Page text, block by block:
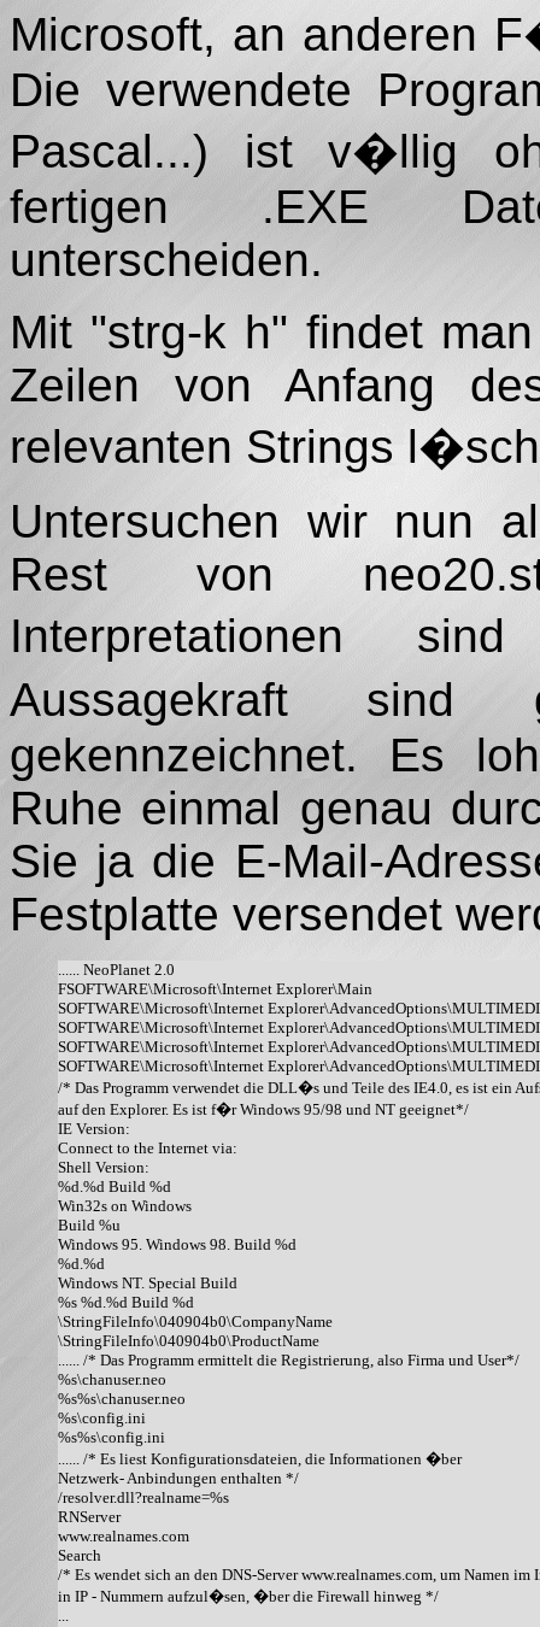
Microsoft, an anderen
Die verwendete
Pascal...) ist v�llig
fertigen .EXE
unterscheiden.
Mit "strg-k h" findet
Zeilen von Anfang
relevanten Strings
Untersuchen wir nun
Rest von
Interpretationen
Aussagekraft
gekennzeichnet. Es
Ruhe einmal genau
Sie ja die E-Mail-
Festplatte versendet
...... NeoPlanet 2.0
FSOFTWARE\Microsoft\Internet Explorer\Main
SOFTWARE\Microsoft\Internet
SOFTWARE\Microsoft\Internet
SOFTWARE\Microsoft\Internet
SOFTWARE\Microsoft\Internet
/* Das Programm verwendet die DLL�s und Teile des IE4.0, es ist ein
auf den Explorer. Es ist f�r Windows 95/98 und NT geeignet*/
IE Version:
Connect to the Internet via:
Shell Version:
%d.%d Build %d
Win32s on Windows
Build %u
Windows 95. Windows 98. Build %d
%d.%d
Windows NT. Special Build
%s %d.%d Build %d
\StringFileInfo\040904b0\CompanyName
\StringFileInfo\040904b0\ProductName
...... /* Das Programm ermittelt die Registrierung, also Firma und User*/
%s\chanuser.neo
%s%s\chanuser.neo
%s\config.ini
%s%s\config.ini
...... /* Es liest Konfigurationsdateien, die Informationen �ber
Netzwerk- Anbindungen enthalten */
/resolver.dll?realname=%s
RNServer
www.realnames.com
Search
/* Es wendet sich an den DNS-Server www.realnames.com, um Namen im
in IP - Nummern aufzul�sen, �ber die Firewall hinweg */